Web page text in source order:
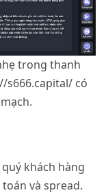
trong thanh
s666.capital/ có
khách hàng
và spread.